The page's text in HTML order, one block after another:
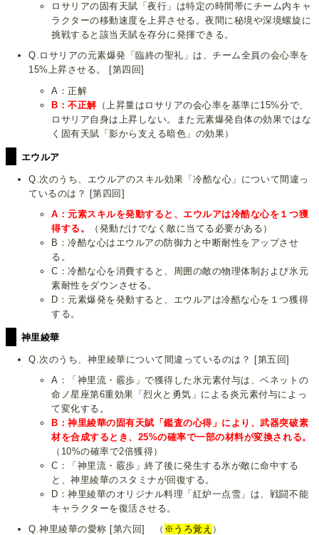
ロサリアの固有天賦「夜行」は特定の時間帯にチーム内キャ
ラクターの移動速度を上昇させる。夜間に秘境や深境螺旋に
挑戦すると該当天賦を存分に発揮できる。
Q.ロサリアの元素爆発「臨終の聖礼」は、チーム全員の会心率を
15%上昇させる。 [第四回]
A：正解
B：不正解（上昇量はロサリアの会心率を基準に15%分で、
ロサリア自身は上昇しない。また元素爆発自体の効果ではな
く固有天賦「影から支える暗色」の効果）
エウルア
Q.次のうち、エウルアのスキル効果「冷酷な心」について間違っ
ているのは？ [第四回]
A：元素スキルを発動すると、エウルアは冷酷な心を１つ獲
得する。
（発動だけでなく敵に当てる必要がある）
B：冷酷な心はエウルアの防御力と中断耐性をアップさせ
る。
C：冷酷な心を消費すると、周囲の敵の物理体制および氷元
素耐性をダウンさせる。
D：元素爆発を発動すると、エウルアは冷酷な心を１つ獲得
する。
神里綾華
Q.次のうち、神里綾華について間違っているのは？ [第五回]
A：「神里流・霰歩」で獲得した氷元素付与は、ベネットの
命ノ星座第6重効果「烈火と勇気」による炎元素付与によっ
て変化する。
B：神里綾華の固有天賦「鑑査の心得」により、武器突破素
材を合成するとき、25%の確率で一部の材料が変換される。
（10%の確率で2倍獲得）
C：「神里流・霰歩」終了後に発生する氷が敵に命中する
と、神里綾華のスタミナが回復する。
D：神里綾華のオリジナル料理「紅炉一点雪」は、戦闘不能
キャラクターを復活させる。
Q.神里綾華の愛称 [第六回] （ ※うろ覚え ）